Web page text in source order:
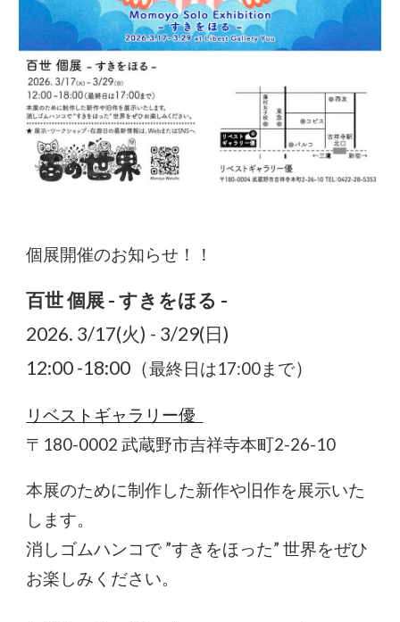
個展開催のお知らせ！！
百世 個展 - すきをほる -
2026. 3/17(火) - 3/29(日)
12:00 -18:00（最終日は17:00まで）
リベストギャラリー優
〒180-0002 武蔵野市吉祥寺本町2-26-10
本展のために制作した新作や旧作を展示いた
します。
消しゴムハンコで ”すきをほった” 世界をぜひ
お楽しみください。